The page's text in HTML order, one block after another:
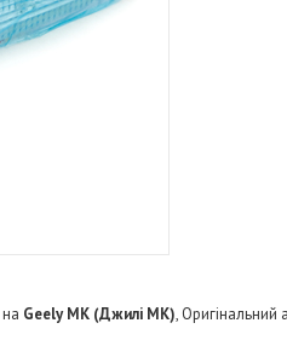
на Geely MK (Джилі МК), Оригінальний